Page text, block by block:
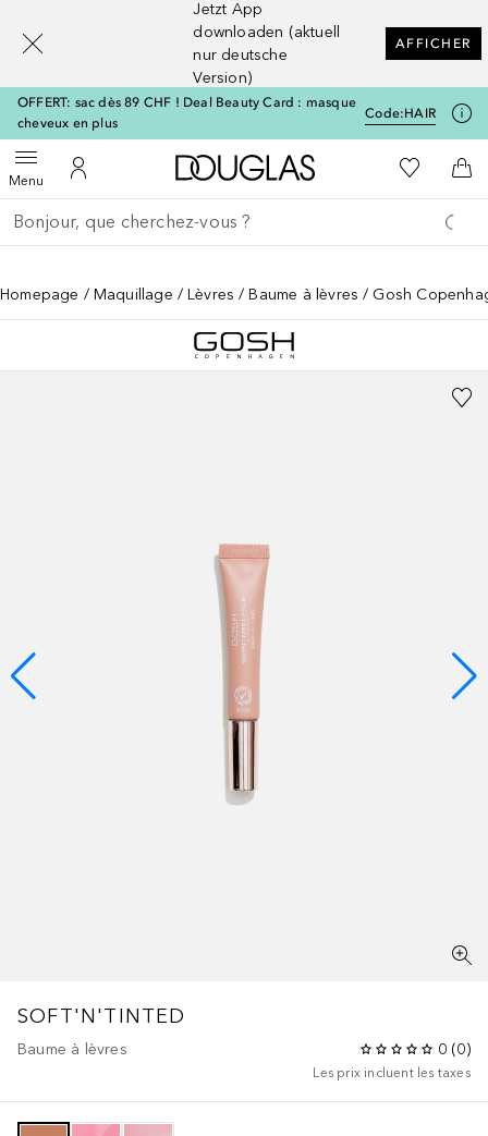
Jetzt App
downloaden (aktuell
nur deutsche
Version)
AFFICHER
OFFERT: sac dès 89 CHF ! Deal Beauty Card : masque
cheveux en plus
Code:HAIR
MenuOuvrir le menuVers Mon Compte
Vers l'accueil Douglas
Vers Ma
Retourner
Exécuter la recherche
Homepage Maquillage Lèvres Baume à lèvres Gosh
SOFT'N'TINTED
Baume à lèvres 0 (0)
Les prix incluent les taxes
[navigation.slideout.screenreader]